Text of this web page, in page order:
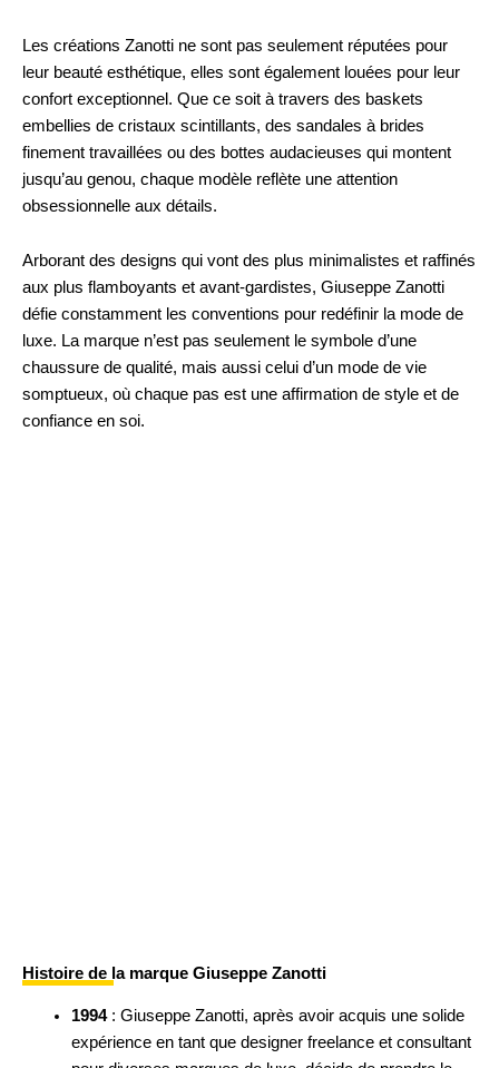
Les créations Zanotti ne sont pas seulement réputées pour
leur beauté esthétique, elles sont également louées pour leur
confort exceptionnel. Que ce soit à travers des baskets
embellies de cristaux scintillants, des sandales à brides
finement travaillées ou des bottes audacieuses qui montent
jusqu’au genou, chaque modèle reflète une attention
obsessionnelle aux détails.
Arborant des designs qui vont des plus minimalistes et raffinés
aux plus flamboyants et avant-gardistes, Giuseppe Zanotti
défie constamment les conventions pour redéfinir la mode de
luxe. La marque n’est pas seulement le symbole d’une
chaussure de qualité, mais aussi celui d’un mode de vie
somptueux, où chaque pas est une affirmation de style et de
confiance en soi.
Histoire de la marque Giuseppe Zanotti
1994: Giuseppe Zanotti, après avoir acquis une solide
expérience en tant que designer freelance et consultant